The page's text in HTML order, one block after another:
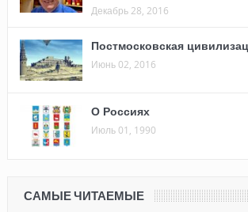
Декабрь 28, 2016
Постмосковская
Июнь 02, 2016
О Россиях
Июль 01, 1990
САМЫЕ ЧИТАЕМЫЕ